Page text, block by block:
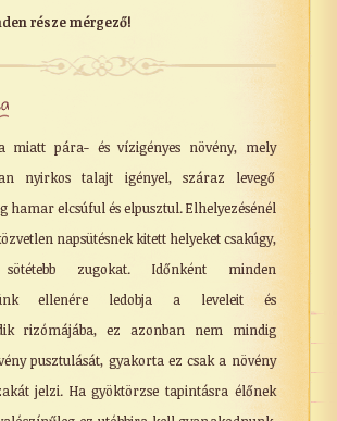
része mérgező!
miatt pára- és vízigényes növény, mely
nyirkos talajt igényel, száraz levegő
hamar elcsúful és elpusztul. Elhelyezésénél
napsütésnek kitett helyeket csakúgy,
zugokat. Időnként minden
ellenére ledobja a leveleit és
rizómájába, ez azonban nem mindig
pusztulását, gyakorta ez csak a növény
jelzi. Ha gyöktörzse tapintásra élőnek